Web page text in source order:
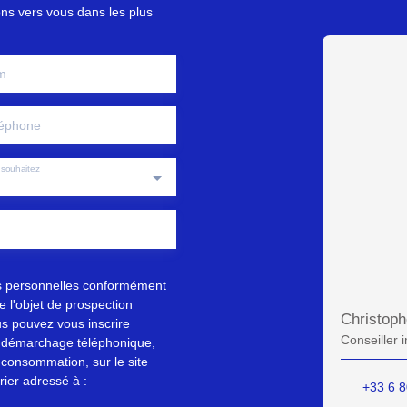
vers vous dans les plus
conformément
l'objet de prospection
pouvez vous inscrire
téléphonique,
sur le site
adressé à :
Conseiller
+33 6